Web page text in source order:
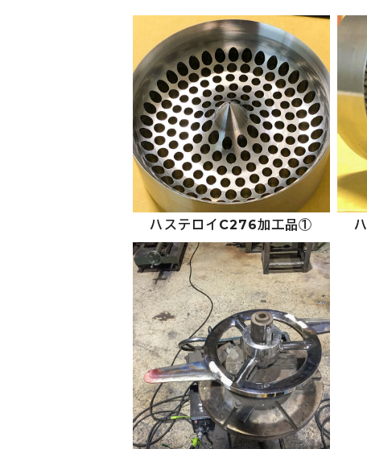
ハステロイC276加工品①